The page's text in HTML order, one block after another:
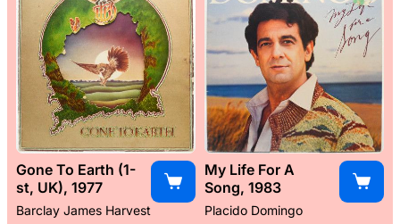
Gone To Earth (1-
st, UK), 1977
Barclay James Harvest
My Life For A
Song, 1983
Placido Domingo